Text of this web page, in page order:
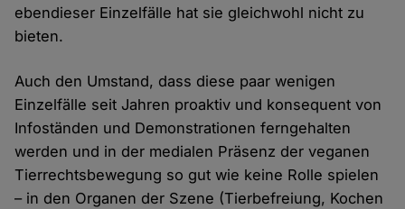
ebendieser Einzelfälle hat sie gleichwohl nicht zu
bieten.
Auch den Umstand, dass diese paar wenigen
Einzelfälle seit Jahren proaktiv und konsequent von
Infoständen und Demonstrationen ferngehalten
werden und in der medialen Präsenz der veganen
Tierrechtsbewegung so gut wie keine Rolle spielen
– in den Organen der Szene (Tierbefreiung, Kochen